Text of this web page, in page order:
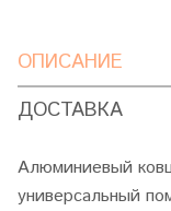
ОПИСАНИЕ
ДОСТАВКА
Алюминиевый
универсальный